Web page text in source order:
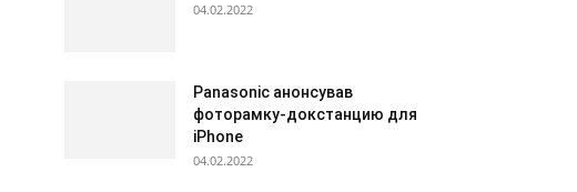
04.02.2022
Panasonic анонсував
фоторамку-докстанцию для
iPhone
04.02.2022